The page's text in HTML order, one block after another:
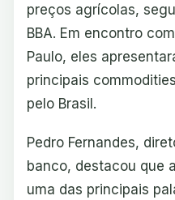
preços agrícolas,
BBA. Em encontro
Paulo, eles
principais
pelo Brasil.
Pedro Fernandes,
banco, destacou que
uma das principais